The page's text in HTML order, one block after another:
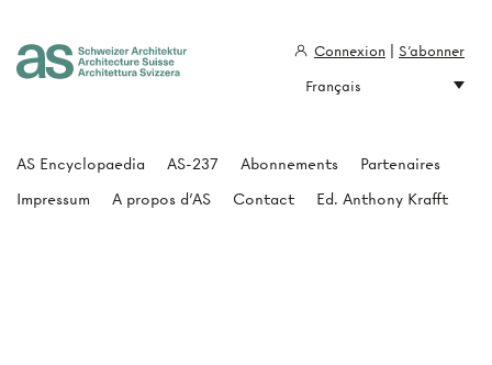
AS Encyclopaedia AS-237 Abonnements
Partenaires
Impressum
A propos d'AS Contact Ed. Anthony Krafft
Connexion
S'abonner
Français